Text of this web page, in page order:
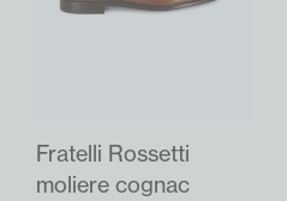
Fratelli Rossetti
moliere cognac